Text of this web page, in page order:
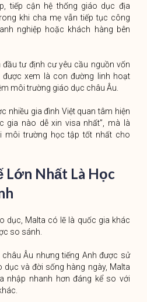
tiếp cận hệ thống giáo dục địa
khi cha mẹ vẫn tiếp tục công
nghiệp hoặc khách hàng bên
tư định cư yêu cầu nguồn vốn
được xem là con đường linh hoạt
môi trường giáo dục châu Âu.
nhiều gia đình Việt quan tâm hiện
gia nào dễ xin visa nhất”, mà là
môi trường học tập tốt nhất cho
Lớn Nhất Là Học
dục, Malta có lẽ là quốc gia khác
so sánh.
châu Âu nhưng tiếng Anh được sử
dục và đời sống hàng ngày, Malta
nhập nhanh hơn đáng kể so với